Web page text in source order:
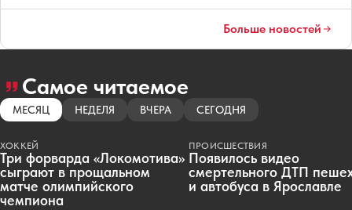
Больше новостей
Самое читаемое
МЕСЯЦ НЕДЕЛЯ ВЧЕРА СЕГОДНЯ
ХОККЕЙ
Три форварда «Локомотива»
сыграют в прощальном
матче олимпийского
чемпиона
ПРОИСШЕСТВИЯ
Появилось видео
смертельного ДТП
и автобуса в Ярославле